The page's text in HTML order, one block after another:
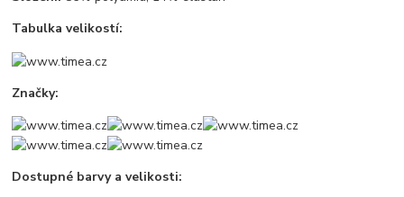
Tabulka velikostí:
Značky:
Dostupné barvy a velikosti: